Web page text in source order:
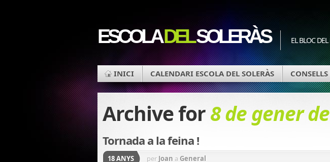
ESCOLADELSOLERÀS EL BLOC
INICI CALENDARI ESCOLA DEL SOLERÀS
Archive for8 de gener
Tornada a la feina !
18 ANYS per Joan a General